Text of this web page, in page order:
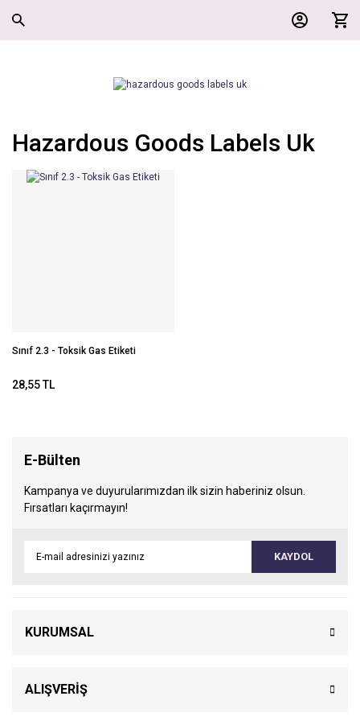
Hazardous Goods Labels Uk
Sınıf 2.3 - Toksik Gas Etiketi
28,55 TL
E-Bülten
Kampanya ve duyurularımızdan ilk sizin haberiniz olsun.
Fırsatları kaçırmayın!
KAYDOL
KURUMSAL
ALIŞVERİŞ